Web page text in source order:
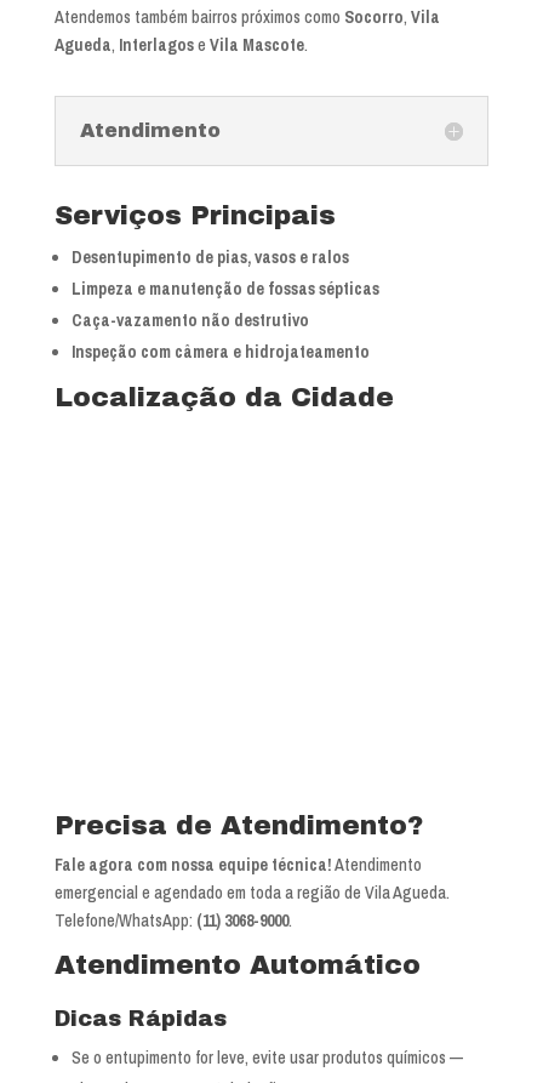
Atendemos também bairros próximos como Socorro, Vila
Agueda, Interlagose Vila Mascote.
Atendimento
Serviços Principais
Desentupimento de pias, vasos e ralos
Limpeza e manutenção de fossas sépticas
Caça-vazamento não destrutivo
Inspeção com câmera e hidrojateamento
Localização da Cidade
Precisa de Atendimento?
Fale agora com nossa equipe técnica!Atendimento
emergencial e agendado em toda a região de Vila Agueda.
Telefone/WhatsApp: (11) 3068-9000.
Atendimento Automático
Dicas Rápidas
Se o entupimento for leve, evite usar produtos químicos —